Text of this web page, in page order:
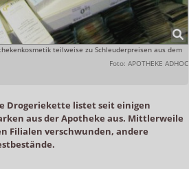
teilweise zu Schleuderpreisen aus dem
Foto: APOTHEKE ADHOC
Drogeriekette listet seit einigen
aus der Apotheke aus. Mittlerweile
Filialen verschwunden, andere